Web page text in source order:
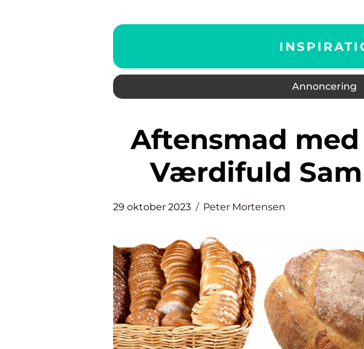
Annoncering
Aftensmad med familien: En
Værdifuld
29 oktober 2023 Peter Mortensen